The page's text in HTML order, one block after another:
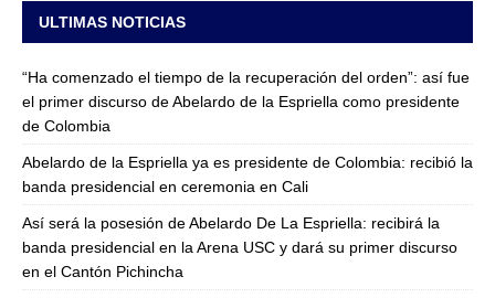
ULTIMAS NOTICIAS
“Ha comenzado el tiempo de la recuperación del orden”: así fue
el primer discurso de Abelardo de la Espriella como presidente
de Colombia
Abelardo de la Espriella ya es presidente de Colombia: recibió la
banda presidencial en ceremonia en Cali
Así será la posesión de Abelardo De La Espriella: recibirá la
banda presidencial en la Arena USC y dará su primer discurso
en el Cantón Pichincha